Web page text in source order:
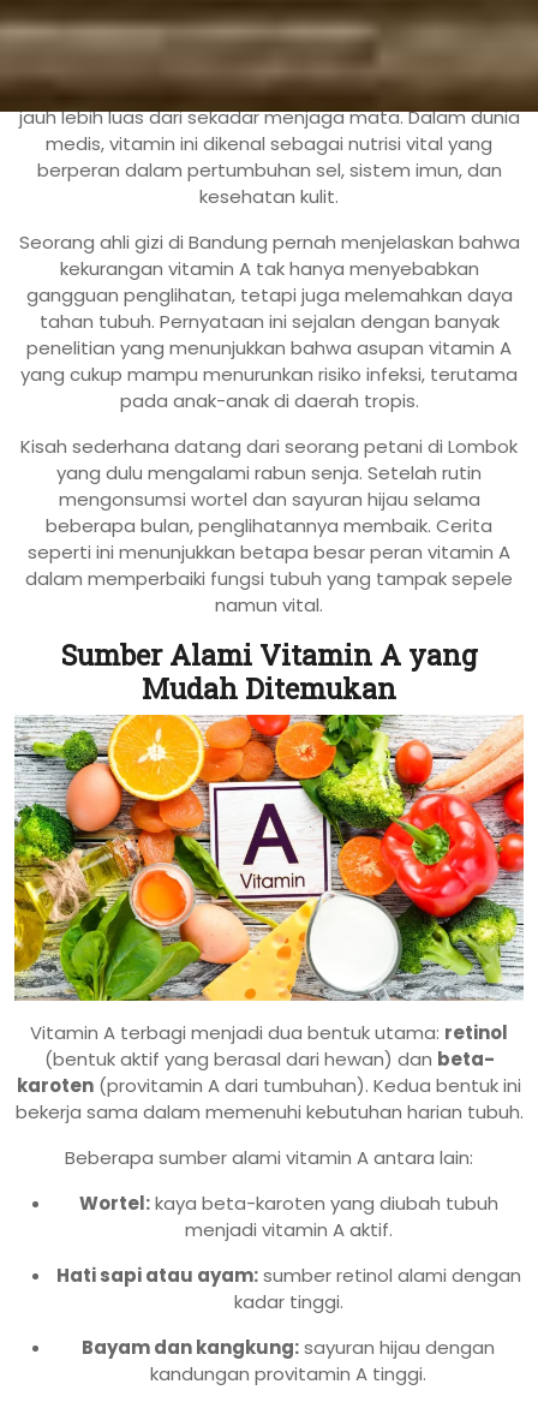
JAKARTA, incahospital.co.id – Vitamin A
disebut sebagai “vitamin penglihatan”, tetapi perannya
jauh lebih luas dari sekadar menjaga mata. Dalam dunia
medis, vitamin ini dikenal sebagai nutrisi vital yang
berperan dalam pertumbuhan sel, sistem imun, dan
kesehatan kulit.
Seorang ahli gizi di Bandung pernah menjelaskan bahwa
kekurangan vitamin A tak hanya menyebabkan
gangguan penglihatan, tetapi juga melemahkan daya
tahan tubuh. Pernyataan ini sejalan dengan banyak
penelitian yang menunjukkan bahwa asupan vitamin A
yang cukup mampu menurunkan risiko infeksi, terutama
pada anak-anak di daerah tropis.
Kisah sederhana datang dari seorang petani di Lombok
yang dulu mengalami rabun senja. Setelah rutin
mengonsumsi wortel dan sayuran hijau selama
beberapa bulan, penglihatannya membaik. Cerita
seperti ini menunjukkan betapa besar peran vitamin A
dalam memperbaiki fungsi tubuh yang tampak sepele
namun vital.
Sumber Alami Vitamin A yang
Mudah Ditemukan
Vitamin A terbagi menjadi dua bentuk utama: retinol
(bentuk aktif yang berasal dari hewan) dan beta-
karoten (provitamin A dari tumbuhan). Kedua bentuk ini
bekerja sama dalam memenuhi kebutuhan harian tubuh.
Beberapa sumber alami vitamin A antara lain:
Wortel:kaya beta-karoten yang diubah tubuh
menjadi vitamin A aktif.
Hati sapi atau ayam:sumber retinol alami dengan
kadar tinggi.
Bayam dan kangkung:sayuran hijau dengan
kandungan provitamin A tinggi.